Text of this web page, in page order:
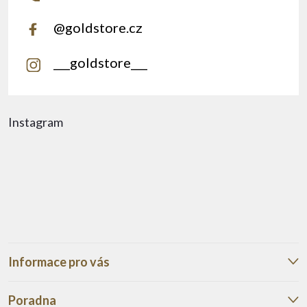
Instagram
Informace pro vás
Poradna
@goldstore.cz
___goldstore___